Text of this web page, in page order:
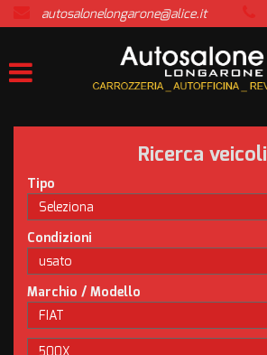
HOME
LISTA VEICOLI
ACQUISTIAMO USATO
ASSISTENZA
CONTATTI
NEWS
AREA COMMERCIANTI
autosalonelongarone@alice.it
Ricerca veicoli
Tipo
Condizioni
Marchio / Modello